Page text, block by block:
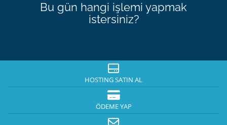
Bu gün hangi işlemi yapmak
istersiniz?
HOSTING SATIN AL
ÖDEME YAP